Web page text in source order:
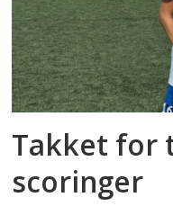
Takket for
scoringer